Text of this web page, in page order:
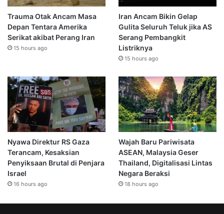
Trauma Otak Ancam Masa
Depan Tentara Amerika
Serikat akibat Perang Iran
15 hours ago
Iran Ancam Bikin Gelap
Gulita Seluruh Teluk jika AS
Serang Pembangkit
Listriknya
15 hours ago
Nyawa Direktur RS Gaza
Terancam, Kesaksian
Penyiksaan Brutal di Penjara
Israel
16 hours ago
Wajah Baru Pariwisata
ASEAN, Malaysia Geser
Thailand, Digitalisasi Lintas
Negara Beraksi
18 hours ago